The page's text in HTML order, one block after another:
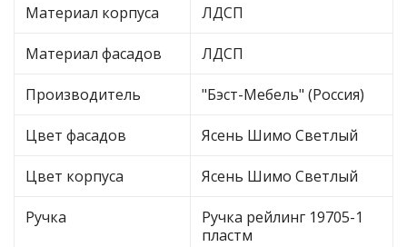
Материал корпуса ЛДСП
Материал фасадов ЛДСП
Производитель "Бэст-Мебель" (Россия)
Цвет фасадов Ясень Шимо Светлый
Цвет корпуса Ясень Шимо Светлый
Ручка
Ручка рейлинг 19705-1
пластм